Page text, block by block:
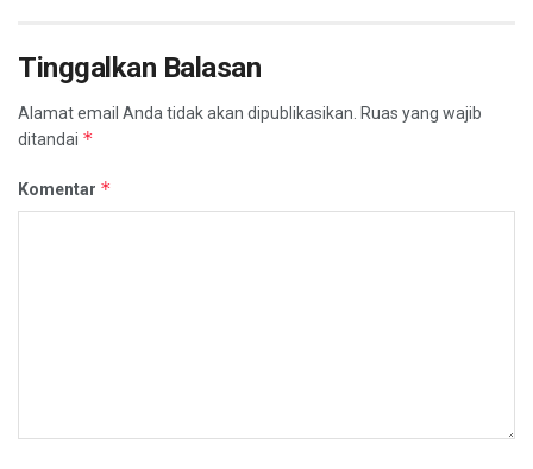
Tinggalkan Balasan
Alamat email Anda tidak akan dipublikasikan. Ruas yang wajib
ditandai *
Komentar *